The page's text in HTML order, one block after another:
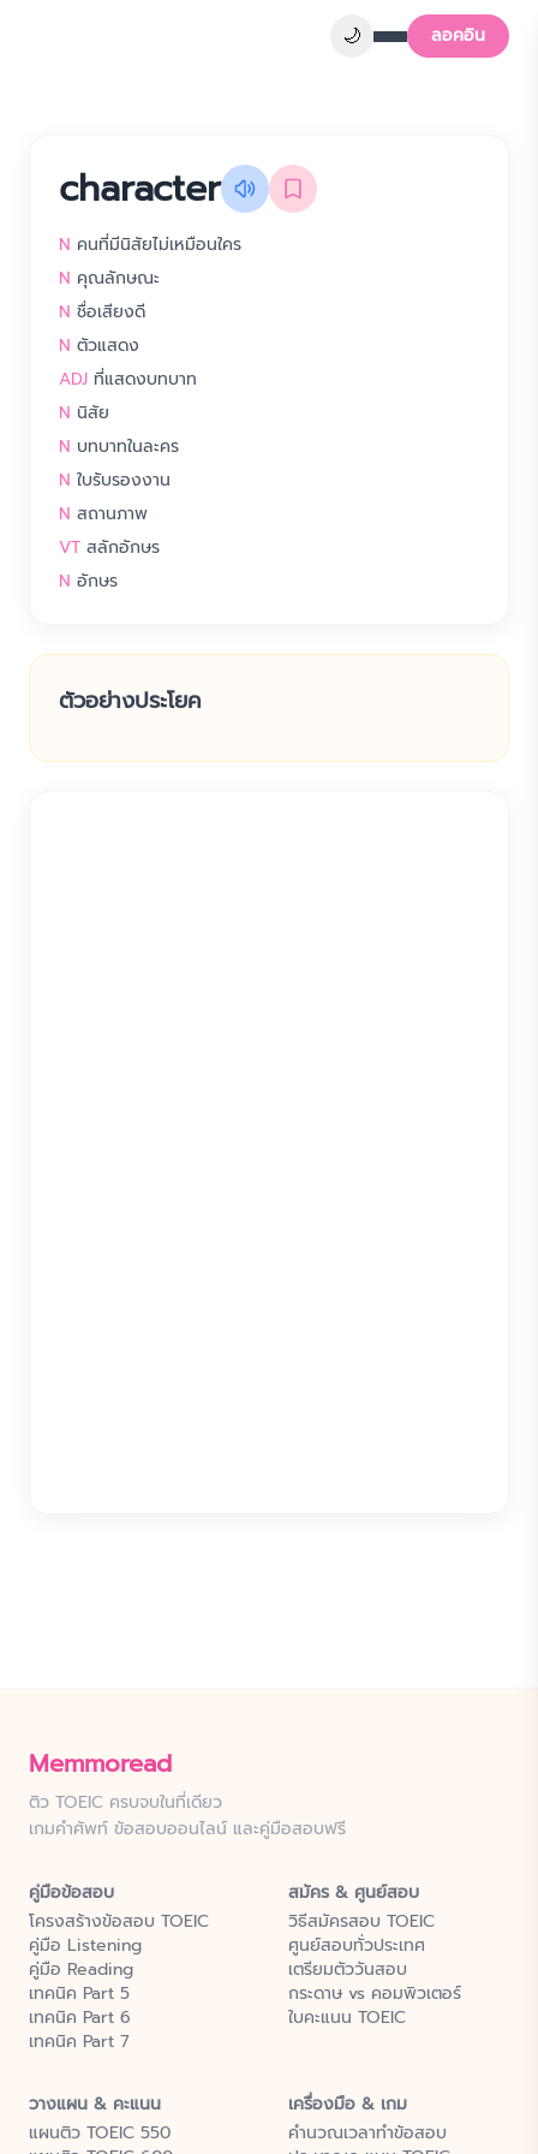
🌙 ลอคอิน
character
N คนที่มีนิสัยไม่เหมือนใคร
N คุณลักษณะ
N ชื่อเสียงดี
N ตัวแสดง
ADJ ที่แสดงบทบาท
N นิสัย
N บทบาทในละคร
N ใบรับรองงาน
N สถานภาพ
VT สลักอักษร
N อักษร
ตัวอย่างประโยค
Memmoread
ติว TOEIC ครบจบในที่เดียว
เกมคำศัพท์ ข้อสอบออนไลน์ และคู่มือสอบฟรี
คู่มือข้อสอบ
โครงสร้างข้อสอบ TOEIC
คู่มือ Listening
คู่มือ Reading
เทคนิค Part 5
เทคนิค Part 6
เทคนิค Part 7
สมัคร & ศูนย์สอบ
วิธีสมัครสอบ TOEIC
ศูนย์สอบทั่วประเทศ
เตรียมตัววันสอบ
กระดาษ vs คอมพิวเตอร์
ใบคะแนน TOEIC
วางแผน & คะแนน
แผนติว TOEIC 550
เครื่องมือ & เกม
คำนวณเวลาทำข้อสอบ